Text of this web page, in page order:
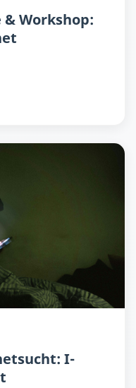
Workshop:
I-